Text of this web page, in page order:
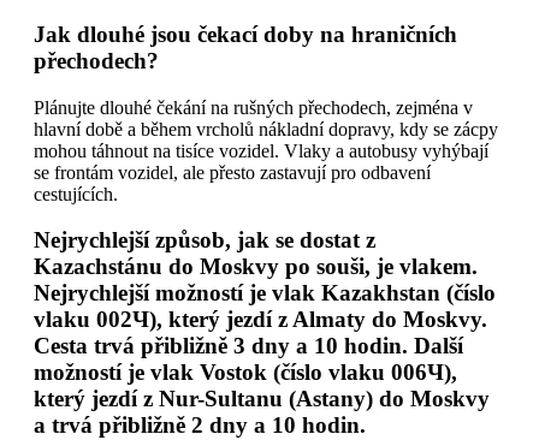
Jak dlouhé jsou čekací doby na hraničních
přechodech?
Plánujte dlouhé čekání na rušných přechodech, zejména v
hlavní době a během vrcholů nákladní dopravy, kdy se zácpy
mohou táhnout na tisíce vozidel. Vlaky a autobusy vyhýbají
se frontám vozidel, ale přesto zastavují pro odbavení
cestujících.
Nejrychlejší způsob, jak se dostat z
Kazachstánu do Moskvy po souši, je vlakem.
Nejrychlejší možností je vlak Kazakhstan (číslo
vlaku 002Ч), který jezdí z Almaty do Moskvy.
Cesta trvá přibližně 3 dny a 10 hodin. Další
možností je vlak Vostok (číslo vlaku 006Ч),
který jezdí z Nur-Sultanu (Astany) do Moskvy
a trvá přibližně 2 dny a 10 hodin.